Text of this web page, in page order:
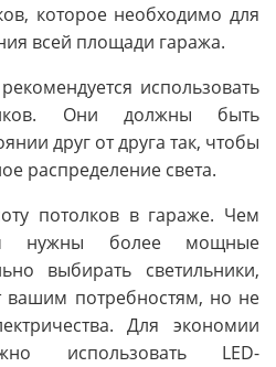
которое необходимо для
всей площади гаража.
использовать
Они должны быть
друг от друга так, чтобы
распределение света.
потолков в гараже. Чем
нужны более мощные
выбирать светильники,
вашим потребностям, но не
Для экономии
использовать LED-